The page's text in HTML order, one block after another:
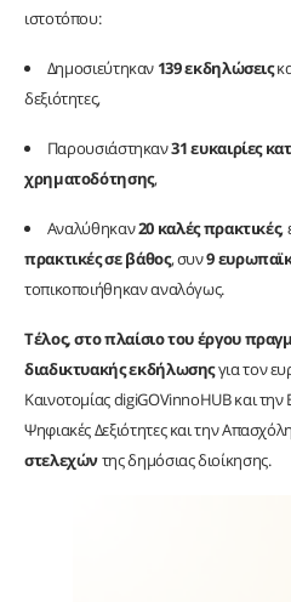
ιστοτόπου:
Δημοσιεύτηκαν 139 εκδηλώσεις
δεξιότητες,
Παρουσιάστηκαν31 ευκαιρίες
χρηματοδότησης,
Αναλύθηκαν20 καλές πρακτικές,
πρακτικές σε βάθος, συν9
τοπικοποιήθηκαν αναλόγως.
Τέλος, στο πλαίσιο του έργου
διαδικτυακής εκδήλωσηςγια τον
Καινοτομίας digiGOVinnoHUB και την
Ψηφιακές Δεξιότητες και την
στελεχώντης δημόσιας διοίκησης.